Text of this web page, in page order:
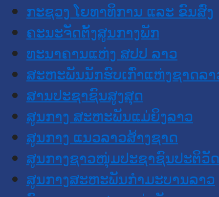
ກະຊວງ ໂຍທາທິການ ແລະ ຂົນສົ່ງ
ຄະນະຈັດຕັ້ງສູນກາງພັກ
ທະນາຄານແຫ່ງ ສປປ ລາວ
ສະຫະພັນນັກຮົບເກົ່າແຫ່ງຊາດລ
ສານປະຊາຊົນສູງສຸດ
ສູນກາງ ສະຫະພັນແມ່ຍິງລາວ
ສູນກາງ ແນວລາວສ້າງຊາດ
ສູນກາງຊາວໜຸ່ມປະຊາຊົນປະຕິວັ
ສູນກາງສະຫະພັນກຳມະບານລາວ